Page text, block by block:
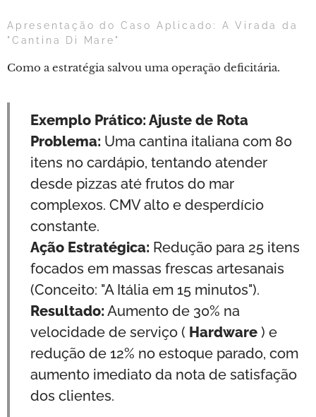
Apresentação do Caso Aplicado: A Virada da
"Cantina Di Mare"
Como a estratégia salvou uma operação deficitária.
Exemplo Prático: Ajuste de Rota
Problema: Uma cantina italiana com 80
itens no cardápio, tentando atender
desde pizzas até frutos do mar
complexos. CMV alto e desperdício
constante.
Ação Estratégica: Redução para 25 itens
focados em massas frescas artesanais
(Conceito: "A Itália em 15 minutos").
Resultado: Aumento de 30% na
velocidade de serviço ( Hardware ) e
redução de 12% no estoque parado, com
aumento imediato da nota de satisfação
dos clientes.